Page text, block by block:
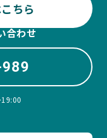
ちら
合わせ